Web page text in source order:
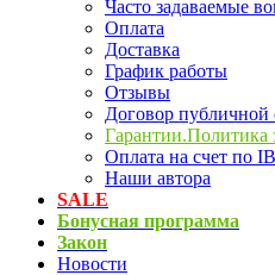
Часто задаваемые
Оплата
Доставка
График работы
Отзывы
Договор публичной
Гарантии.Политика
Оплата на счет по
Наши автора
SALE
Бонусная программа
Закон
Новости